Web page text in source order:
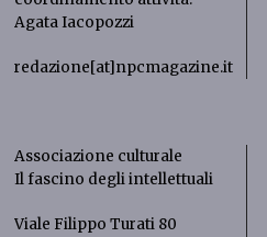
Agata Iacopozzi
redazione[at]npcmagazine.it
Associazione culturale
Il fascino degli intellettuali
Viale Filippo Turati 80